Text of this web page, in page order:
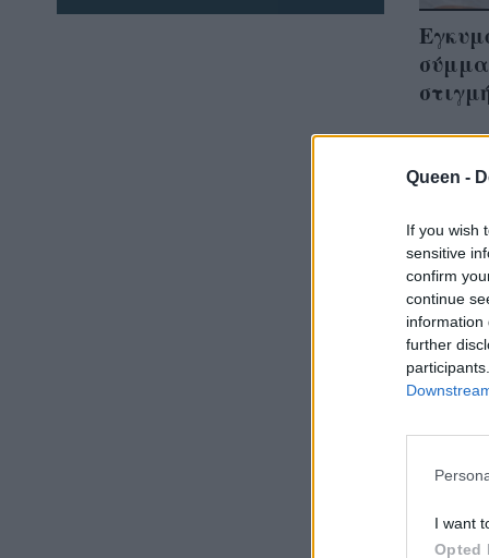
Queen -
If you wish
sensitive
confirm
continue
information
further
I want
Opted
Αν
κάθε